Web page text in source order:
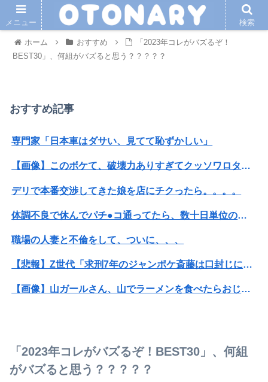
ホーム おすすめ
「2023年コレがバズるぞ！
BEST30」、何組がバズると思う？？？？？
おすすめ記事
専門家「日本車はダサい、見てて恥ずかしい」
【画像】このボケて、破壊力ありすぎてクッソワロタｗｗｗｗｗｗｗｗｗ
デリで本番交渉してきた娘を店にチクったら。。。。
体調不良で休んでパチ●コ通ってたら、数十日単位の証拠写真撮られて会社クビになった
職場の人妻と不倫をして、ついに、、、
【悲報】Z世代「求刑7年のジャンポケ斎藤は口封じに被害者殺した方が量刑軽かっただろ」←1万いいね
【画像】山ガールさん、山でラーメンを食べたらおじさんに怒られるｗｗｗ
「2023年コレがバズるぞ！BEST30」、何組
がバズると思う？？？？？
メニュー 検索